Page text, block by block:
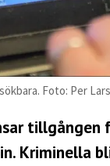
Foto: Per
Kriminella